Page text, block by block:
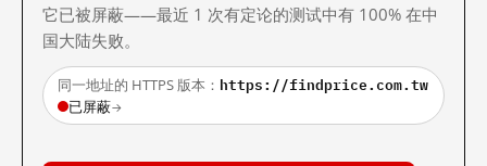
它已被屏蔽——最近 1 次有定论的测试中有 100% 在中
国大陆失败。
同一地址的 HTTPS 版本： https://findprice.com.tw
已屏蔽→